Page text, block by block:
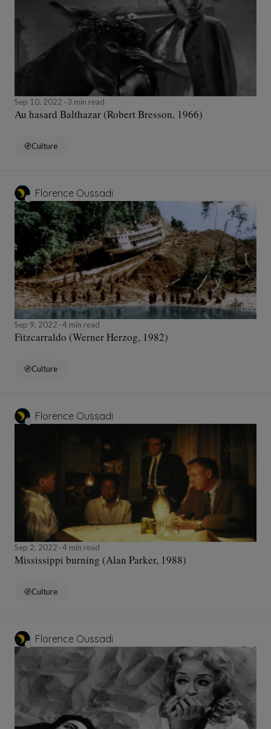
Sep 10, 2022 3 min read
Au hasard Balthazar (Robert Bresson, 1966)
Culture
Florence Oussadi
Sep 9, 2022 4 min read
Fitzcarraldo (Werner Herzog, 1982)
Culture
Florence Oussadi
Sep 2, 2022 4 min read
Mississippi burning (Alan Parker, 1988)
Culture
Florence Oussadi